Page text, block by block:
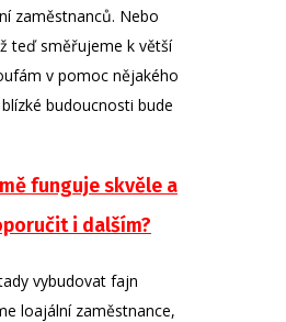
zaměstnanců. Nebo
teď směřujeme k větší
v pomoc nějakého
budoucnosti bude
funguje skvěle a
i dalším?
vybudovat fajn
loajální zaměstnance,